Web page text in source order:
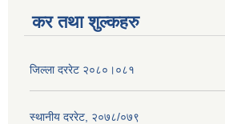
कर तथा शुल्कहरु
जिल्ला दररेट २०८०।०८१
स्थानीय दररेट, २०७८/०७९